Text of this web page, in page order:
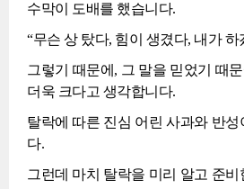
수막이 도배를 했습니다.
“무슨 상 탔다, 힘이 생겼다, 내가 하
그렇기 때문에, 그 말을 믿었기 때
더욱 크다고 생각합니다.
탈락에 따른 진심 어린 사과와 반성
다.
그런데 마치 탈락을 미리 알고 준